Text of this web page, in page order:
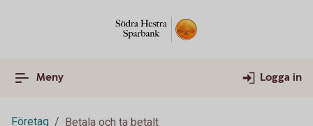
Meny Logga in
Företag Betala och ta betalt